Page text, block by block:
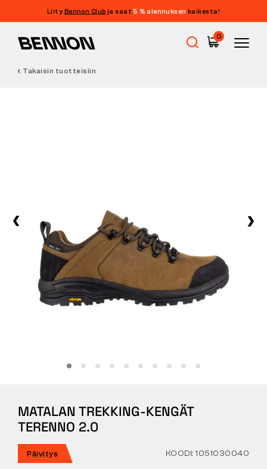
Liity Bennon Club ja saat 5 % alennuksen kaikesta!
0
Vapaa-ajan kengät
Tactical
MEISTÄ
BENNON-LABORATORIO
Takaisin tuotteisiin
MATALAN TREKKING-KENGÄT
TERENNO 2.0
Päivitys KOODI: 1051030040